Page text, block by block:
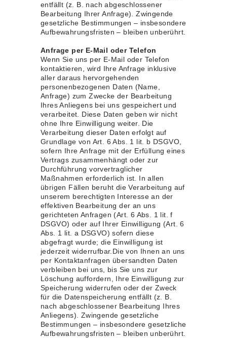
entfällt (z. B. nach abgeschlossener
Bearbeitung Ihrer Anfrage). Zwingende
gesetzliche Bestimmungen – insbesondere
Aufbewahrungsfristen – bleiben unberührt.
Anfrage per E-Mail oder Telefon
Wenn Sie uns per E-Mail oder Telefon
kontaktieren, wird Ihre Anfrage inklusive
aller daraus hervorgehenden
personenbezogenen Daten (Name,
Anfrage) zum Zwecke der Bearbeitung
Ihres Anliegens bei uns gespeichert und
verarbeitet. Diese Daten geben wir nicht
ohne Ihre Einwilligung weiter. Die
Verarbeitung dieser Daten erfolgt auf
Grundlage von Art. 6 Abs. 1 lit. b DSGVO,
sofern Ihre Anfrage mit der Erfüllung eines
Vertrags zusammenhängt oder zur
Durchführung vorvertraglicher
Maßnahmen erforderlich ist. In allen
übrigen Fällen beruht die Verarbeitung auf
unserem berechtigten Interesse an der
effektiven Bearbeitung der an uns
gerichteten Anfragen (Art. 6 Abs. 1 lit. f
DSGVO) oder auf Ihrer Einwilligung (Art. 6
Abs. 1 lit. a DSGVO) sofern diese
abgefragt wurde; die Einwilligung ist
jederzeit widerrufbar.Die von Ihnen an uns
per Kontaktanfragen übersandten Daten
verbleiben bei uns, bis Sie uns zur
Löschung auffordern, Ihre Einwilligung zur
Speicherung widerrufen oder der Zweck
für die Datenspeicherung entfällt (z. B.
nach abgeschlossener Bearbeitung Ihres
Anliegens). Zwingende gesetzliche
Bestimmungen – insbesondere gesetzliche
Aufbewahrungsfristen – bleiben unberührt.